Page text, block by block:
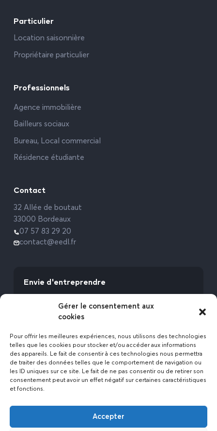
Gérer le consentement aux
cookies
Pour offrir les meilleures expériences, nous utilisons des technologies
telles que les cookies pour stocker et/ou accéder aux informations
des appareils. Le fait de consentir à ces technologies nous permettra
de traiter des données telles que le comportement de navigation ou
les ID uniques sur ce site. Le fait de ne pas consentir ou de retirer son
consentement peut avoir un effet négatif sur certaines caractéristiques
et fonctions.
Accepter
Particulier
Location saisonnière
Propriétaire particulier
Professionnels
Agence immobilière
Bailleurs sociaux
Bureau, Local commercial
Résidence étudiante
Contact
32 Allée de boutaut
33000 Bordeaux
07 57 83 29 20
contact@eedl.fr
Envie d'entreprendre
avec l’Expert Etat des Lieux !
Rejoignez-nous